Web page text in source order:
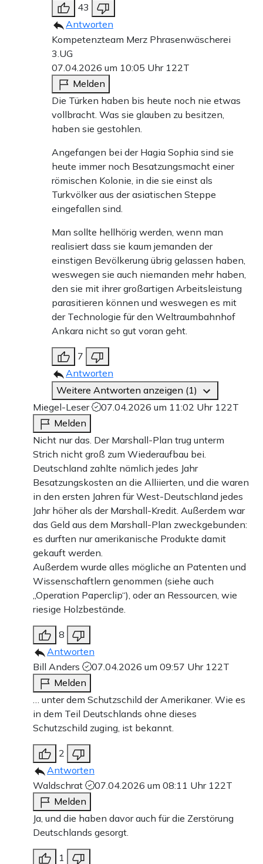
43
Antworten
Kompetenzteam Merz Phrasenwäscherei
3.UG
07.04.2026 um 10:05 Uhr 122T
Melden
Die Türken haben bis heute noch nie etwas
vollbracht. Was sie glauben zu besitzen,
haben sie gestohlen.
Angefangen bei der Hagia Sophia sind sie
heute immer noch Besatzungsmacht einer
römischen Kolonie, in die sie einst als
Turkvölker aus der asiatischen Steppe
eingefallen sind.
Man sollte hellhörig werden, wenn man
realisiert dass sie kaum jemanden der
einstigen Bevölkerung übrig gelassen haben,
weswegen sie auch niemanden mehr haben,
den sie mit ihrer großartigen Arbeitsleistung
parasitieren können und weswegen es mit
der Technologie für den Weltraumbahnhof
Ankara nicht so gut voran geht.
7
Antworten
Weitere Antworten anzeigen (1)
Miegel-Leser
07.04.2026 um 11:02 Uhr 122T
Melden
Nicht nur das. Der Marshall-Plan trug unterm
Strich nicht groß zum Wiederaufbau bei.
Deutschland zahlte nämlich jedes Jahr
Besatzungskosten an die Alliierten, und die waren
in den ersten Jahren für West-Deutschland jedes
Jahr höher als der Marshall-Kredit. Außerdem war
das Geld aus dem Marshall-Plan zweckgebunden:
es durften nur amerikanische Produkte damit
gekauft werden.
Außerdem wurde alles mögliche an Patenten und
Wissenschaftlern genommen (siehe auch
„Operation Paperclip“), oder an Ressourcen, wie
riesige Holzbestände.
8
Antworten
Bill Anders
07.04.2026 um 09:57 Uhr 122T
Melden
… unter dem Schutzschild der Amerikaner. Wie es
in dem Teil Deutschlands ohne dieses
Schutzschild zuging, ist bekannt.
2
Antworten
Waldschrat
07.04.2026 um 08:11 Uhr 122T
Melden
Ja, und die haben davor auch für die Zerstörung
Deutschlands gesorgt.
1